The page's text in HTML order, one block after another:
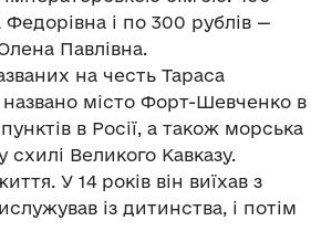
і по 300 рублів —
Павлівна.
на честь Тараса
місто Форт-Шевченко в
в Росії, а також морська
схилі Великого Кавказу.
У 14 років він виїхав з
із дитинства, і потім